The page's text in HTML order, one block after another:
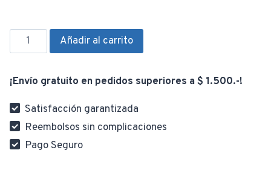
Teclado
Gamer
Led
Español
Crown
CMKG-
100
Añadir al carrito
¡Envío gratuito en pedidos superiores a $ 1.500.-!
Satisfacción garantizada
Reembolsos sin complicaciones
Pago Seguro